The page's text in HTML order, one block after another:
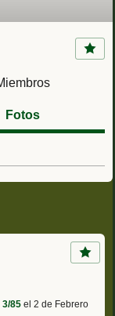
la Ribera
a las
Fotos
85 el 2 de Febrero